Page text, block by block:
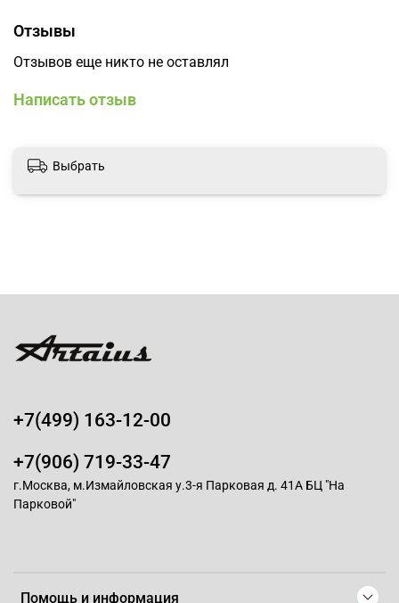
Отзывы
Отзывов еще никто не оставлял
Написать отзыв
Выбрать
Помощь и информация
+7(499) 163-12-00
+7(906) 719-33-47
г.Москва, м.Измайловская у.3-я Парковая д. 41А БЦ "На
Парковой"